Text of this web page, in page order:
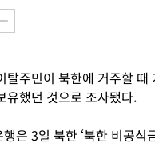
탈주민이 북한에 거주할
유했던 것으로 조사됐다.
은 3일 북한 ‘북한 비공식